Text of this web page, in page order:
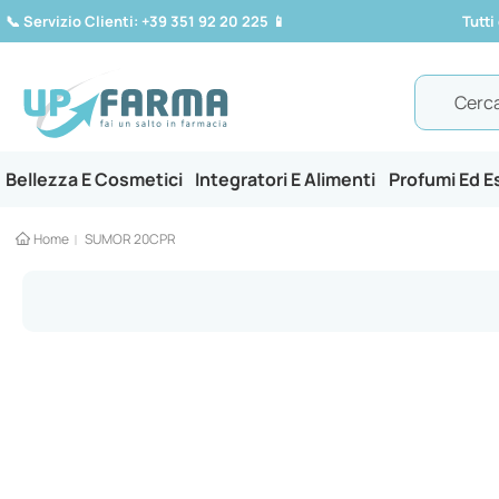
📞 Servizio Clienti: +39 351 92 20 225 📱 Tutti
Bellezza E Cosmetici Integratori E Alimenti Profumi Ed
Home SUMOR 20CPR